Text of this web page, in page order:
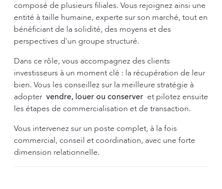
composé de plusieurs filiales. Vous rejoignez ainsi une
entité à taille humaine, experte sur son marché, tout en
bénéficiant de la solidité, des moyens et des
perspectives d'un groupe structuré.
Dans ce rôle, vous accompagnez des clients
investisseurs à un moment clé : la récupération de leur
bien. Vous les conseillez sur la meilleure stratégie à
adopter  vendre, louer ou conserver et pilotez ensuite
les étapes de commercialisation et de transaction.
Vous intervenez sur un poste complet, à la fois
commercial, conseil et coordination, avec une forte
dimension relationnelle.